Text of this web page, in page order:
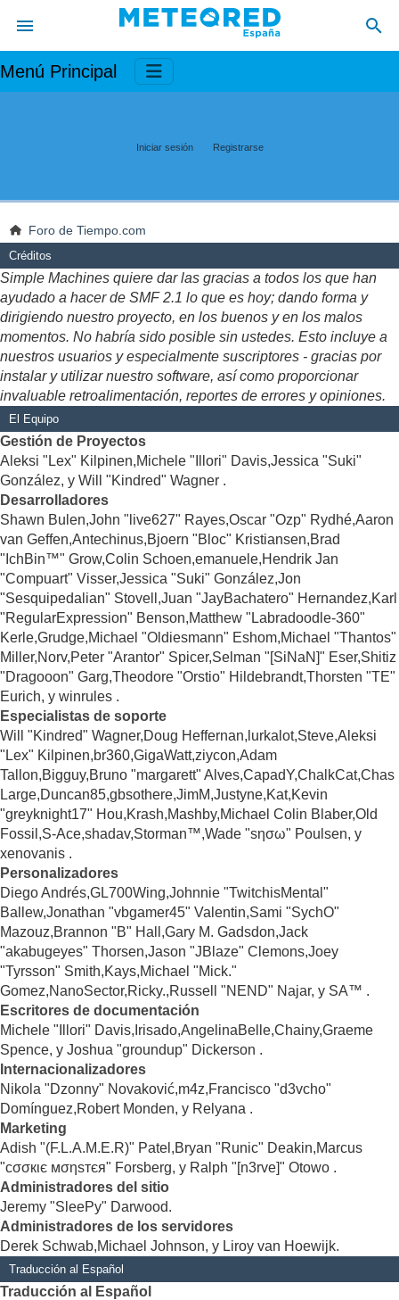
Menú Principal
Iniciar sesión Registrarse
Foro de Tiempo.com
Créditos
Simple Machines quiere dar las gracias a todos los que han
ayudado a hacer de SMF 2.1 lo que es hoy; dando forma y
dirigiendo nuestro proyecto, en los buenos y en los malos
momentos. No habría sido posible sin ustedes. Esto incluye a
nuestros usuarios y especialmente suscriptores - gracias por
instalar y utilizar nuestro software, así como proporcionar
invaluable retroalimentación, reportes de errores y opiniones.
El Equipo
Gestión de Proyectos
Aleksi "Lex" Kilpinen,Michele "Illori" Davis,Jessica "Suki"
González, y Will "Kindred" Wagner .
Desarrolladores
Shawn Bulen,John "live627" Rayes,Oscar "Ozp" Rydhé,Aaron
van Geffen,Antechinus,Bjoern "Bloc" Kristiansen,Brad
"IchBin™" Grow,Colin Schoen,emanuele,Hendrik Jan
"Compuart" Visser,Jessica "Suki" González,Jon
"Sesquipedalian" Stovell,Juan "JayBachatero" Hernandez,Karl
"RegularExpression" Benson,Matthew "Labradoodle-360"
Kerle,Grudge,Michael "Oldiesmann" Eshom,Michael "Thantos"
Miller,Norv,Peter "Arantor" Spicer,Selman "[SiNaN]" Eser,Shitiz
"Dragooon" Garg,Theodore "Orstio" Hildebrandt,Thorsten "TE"
Eurich, y winrules .
Especialistas de soporte
Will "Kindred" Wagner,Doug Heffernan,lurkalot,Steve,Aleksi
"Lex" Kilpinen,br360,GigaWatt,ziycon,Adam
Tallon,Bigguy,Bruno "margarett" Alves,CapadY,ChalkCat,Chas
Large,Duncan85,gbsothere,JimM,Justyne,Kat,Kevin
"greyknight17" Hou,Krash,Mashby,Michael Colin Blaber,Old
Fossil,S-Ace,shadav,Storman™,Wade "sησω" Poulsen, y
xenovanis .
Personalizadores
Diego Andrés,GL700Wing,Johnnie "TwitchisMental"
Ballew,Jonathan "vbgamer45" Valentin,Sami "SychO"
Mazouz,Brannon "B" Hall,Gary M. Gadsdon,Jack
"akabugeyes" Thorsen,Jason "JBlaze" Clemons,Joey
"Tyrsson" Smith,Kays,Michael "Mick."
Gomez,NanoSector,Ricky.,Russell "NEND" Najar, y SA™ .
Escritores de documentación
Michele "Illori" Davis,Irisado,AngelinaBelle,Chainy,Graeme
Spence, y Joshua "groundup" Dickerson .
Internacionalizadores
Nikola "Dzonny" Novaković,m4z,Francisco "d3vcho"
Domínguez,Robert Monden, y Relyana .
Marketing
Adish "(F.L.A.M.E.R)" Patel,Bryan "Runic" Deakin,Marcus
"cσσкιє мσηѕтєя" Forsberg, y Ralph "[n3rve]" Otowo .
Administradores del sitio
Jeremy "SleePy" Darwood.
Administradores de los servidores
Derek Schwab,Michael Johnson, y Liroy van Hoewijk.
Traducción al Español
Traducción al Español